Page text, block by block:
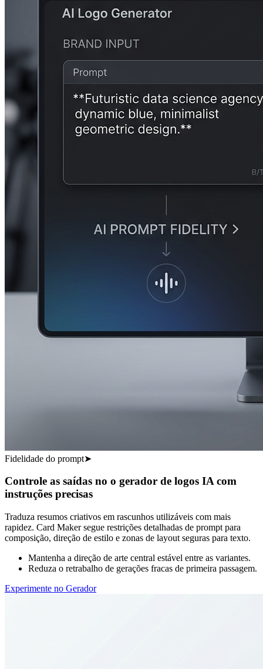
Fidelidade do prompt➤
Controle as saídas no o gerador de logos IA com
instruções precisas
Traduza resumos criativos em rascunhos utilizáveis com mais
rapidez. Card Maker segue restrições detalhadas de prompt para
composição, direção de estilo e zonas de layout seguras para texto.
Mantenha a direção de arte central estável entre as variantes.
Reduza o retrabalho de gerações fracas de primeira passagem.
Experimente no Gerador